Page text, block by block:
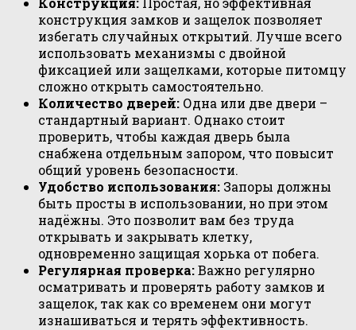
конструкция замков и защелок позволяет
избегать случайных открытий. Лучше всего
использовать механизмы с двойной
фиксацией или защелками, которые питомцу
сложно открыть самостоятельно.
Количество дверей: Одна или две двери –
стандартный вариант. Однако стоит
проверить, чтобы каждая дверь была
снабжена отдельным запором, что повысит
общий уровень безопасности.
Удобство использования: Запоры должны
быть просты в использовании, но при этом
надёжны. Это позволит вам без труда
открывать и закрывать клетку,
одновременно защищая хорька от побега.
Регулярная проверка:Важно регулярно
осматривать и проверять работу замков и
защелок, так как со временем они могут
изнашиваться и терять эффективность.